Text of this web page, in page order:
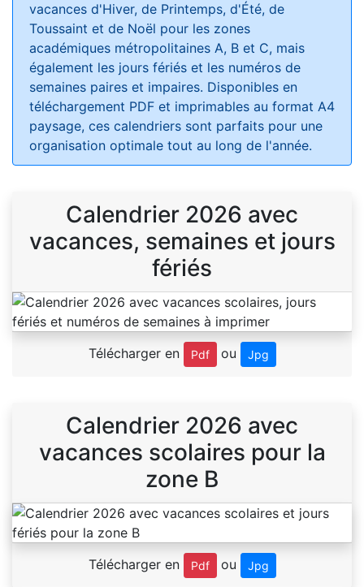
vacances d'Hiver, de Printemps, d'Été, de
Toussaint et de Noël pour les zones
académiques métropolitaines A, B et C, mais
également les jours fériés et les numéros de
semaines paires et impaires. Disponibles en
téléchargement PDF et imprimables au format A4
paysage, ces calendriers sont parfaits pour une
organisation optimale tout au long de l'année.
Calendrier 2026 avec
vacances, semaines et jours
fériés
Télécharger en Pdf ou Jpg
Calendrier 2026 avec
vacances scolaires pour la
zone B
Télécharger en Pdf ou Jpg